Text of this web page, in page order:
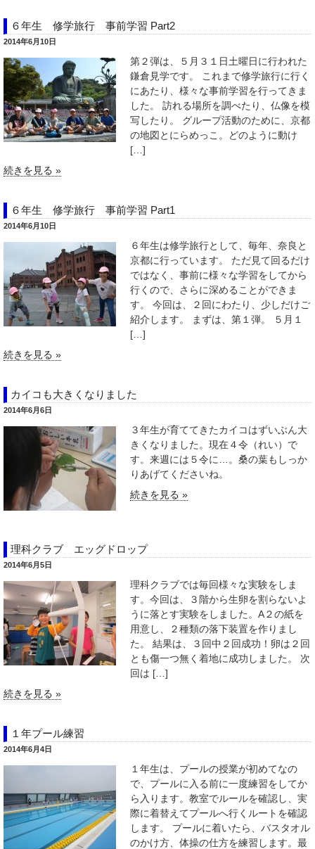
６年生 修学旅行 事前学習 Part2
2014年6月10日
第２弾は、５月３１日土曜日に行われた
鎌倉見学です。 これまで修学旅行に行く
にあたり、様々な事前学習を行ってきま
した。 訪れる場所を調べたり、仏像を模
写したり。 グループ活動のために、京都
の地図とにらめっこ。どのように動け
[…]
続きを見る »
６年生 修学旅行 事前学習 Part1
2014年6月10日
６年生は修学旅行として、毎年、奈良と
京都に行っています。 ただ見て回るだけ
ではなく、事前に様々な学習をしてから
行くので、さらに深めることができま
す。 今回は、２回にわたり、少しだけご
紹介します。 まずは、第１弾。 ５月１
[…]
続きを見る »
カイコも大きくなりました
2014年6月6日
３年生が育ててきたカイコはずいぶん大
きくなりました。現在４令（れい）で
す。来週には５令に…。桑の葉もしっか
りあげてくださいね。
続きを見る »
理科クラブ エッグドロップ
2014年6月5日
理科クラブでは毎回様々な実験をしま
す。今回は、３階から生卵を割らないよ
うに落とす実験をしました。A２の紙を
用意し、２種類の落下装置を作りまし
た。 結果は、３回中２回成功！卵は２回
とも傷一つ無く着地に成功しました。 次
回は […]
続きを見る »
１年プール練習
2014年6月4日
１年生は、プールの授業が初めてなの
で、プールに入る前に一度練習をしてか
ら入ります。教室でルールを確認し、実
際に着替えてプールへ行くルートを確認
します。 プールに着いたら、バスタオル
のかけ方、体操の仕方を練習します。最